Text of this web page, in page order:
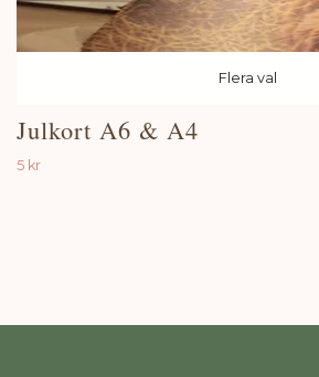
Flera val
Julkort A6 & A4
5 kr